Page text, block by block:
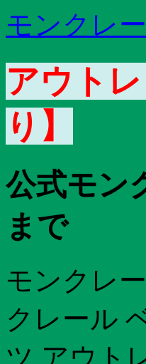
モンクレ
アウト
り】
公式モン
まで
モンクレ
クレール
ツ アウト